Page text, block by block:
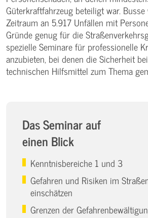
Güterkraftfahrzeug beteiligt war.
Zeitraum an 5.917 Unfällen mit
Gründe genug für die
spezielle Seminare für professionelle
anzubieten, bei denen die Sicherheit
technischen Hilfsmittel zum Thema
Das Seminar auf
einen Blick
Kenntnisbereiche 1 und 3
Gefahren und Risiken im
einschätzen
Grenzen der